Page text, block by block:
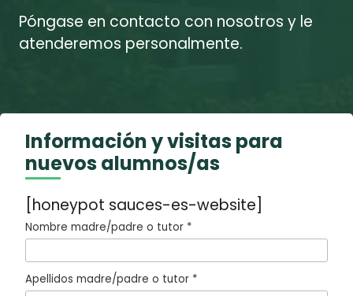
Póngase en contacto con nosotros y le
atenderemos personalmente.
Información y visitas para
nuevos alumnos/as
[honeypot sauces-es-website]
Nombre madre/padre o tutor *
Apellidos madre/padre o tutor *